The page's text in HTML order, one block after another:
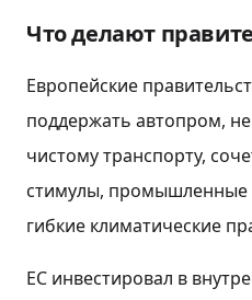
Что делают
Европейские
поддержать автопром,
чистому транспорту,
стимулы, промышленные
гибкие климатические
ЕС инвестировал в